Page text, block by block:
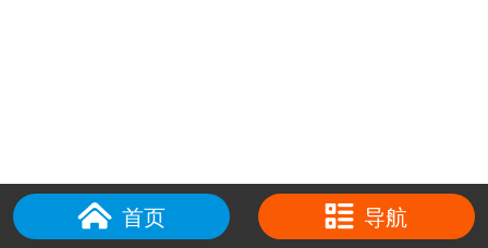
首页 导航